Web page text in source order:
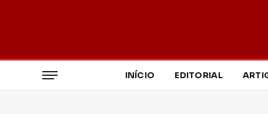
INÍCIO EDITORIAL